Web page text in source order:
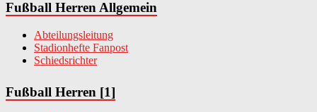
Fußball Herren Allgemein
Abteilungsleitung
Stadionhefte Fanpost
Schiedsrichter
Fußball Herren [1]